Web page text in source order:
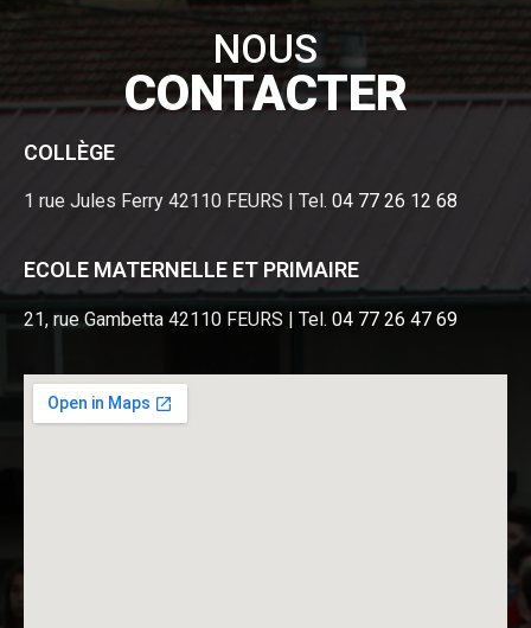
NOUS
CONTACTER
COLLÈGE
1 rue Jules Ferry 42110 FEURS | Tel. 04 77 26 12 68
ECOLE MATERNELLE ET PRIMAIRE
21, rue Gambetta 42110 FEURS | Tel. 04 77 26 47 69